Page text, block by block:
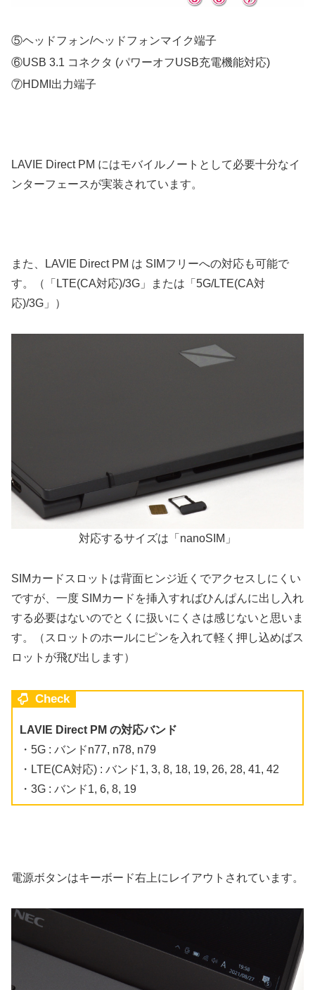
⑤ヘッドフォン/ヘッドフォンマイク端子
⑥USB 3.1 コネクタ (パワーオフUSB充電機能対応)
⑦HDMI出力端子
LAVIE Direct PM にはモバイルノートとして必要十分なイ
ンターフェースが実装されています。
また、LAVIE Direct PM は SIMフリーへの対応も可能で
す。（「LTE(CA対応)/3G」または「5G/LTE(CA対
応)/3G」）
対応するサイズは「nanoSIM」
SIMカードスロットは背面ヒンジ近くでアクセスしにくい
ですが、一度 SIMカードを挿入すればひんぱんに出し入れ
する必要はないのでとくに扱いにくさは感じないと思いま
す。（スロットのホールにピンを入れて軽く押し込めばス
ロットが飛び出します）
Check
LAVIE Direct PM の対応バンド
・5G : バンドn77, n78, n79
・LTE(CA対応) : バンド1, 3, 8, 18, 19, 26, 28, 41, 42
・3G : バンド1, 6, 8, 19
電源ボタンはキーボード右上にレイアウトされています。